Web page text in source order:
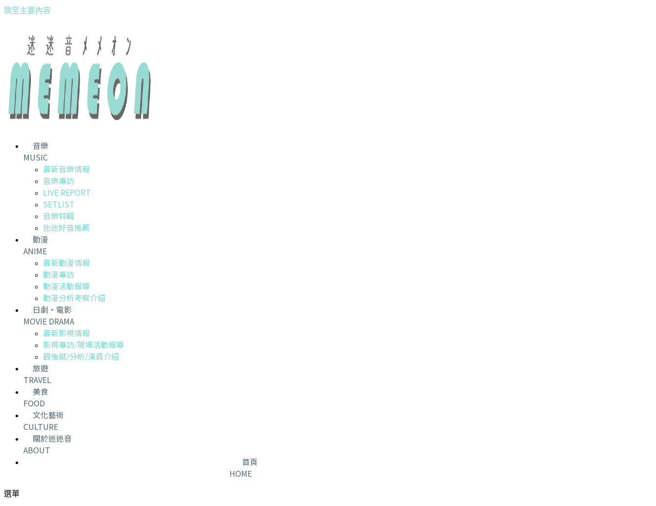
跳至主要內容
音樂
MUSIC
最新音樂情報
音樂專訪
LIVE REPORT
SETLIST
音樂特輯
迷迷好音推薦
動漫
ANIME
最新動漫情報
動漫專訪
動漫活動報導
動漫分析考察介紹
日劇・電影
MOVIE DRAMA
最新影視情報
影視專訪/現場活動報導
觀後感/分析/演員介紹
旅遊
TRAVEL
美食
FOOD
文化藝術
CULTURE
關於迷迷音
ABOUT
首頁
HOME
選單